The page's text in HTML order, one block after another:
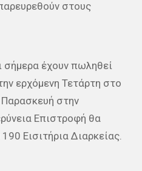
στους
σήμερα έχουν πωληθεί
ερχόμενη Τετάρτη στο
Παρασκευή στην
Επιστροφή θα
Εισιτήρια Διαρκείας.